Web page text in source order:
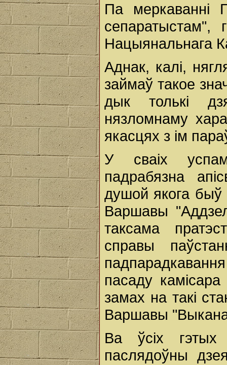
Па меркаванні
сепаратыстам",
Нацыянальнага
Аднак, калі,
займаў такое
дык толькі
нязломнаму
якасцях з ім
У сваіх
падрабязна
душой якога быў
Варшавы
таксама
справы
пасаду
замах на такі
Варшавы
Ва ўсіх гэтых
паслядоўны